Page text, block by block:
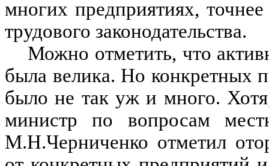
многих предприятиях,
трудового законодательства.
Можно отметить, что
была велика. Но конкретных
было не так уж и много.
министр по вопросам
М.Н.Черниченко отметил